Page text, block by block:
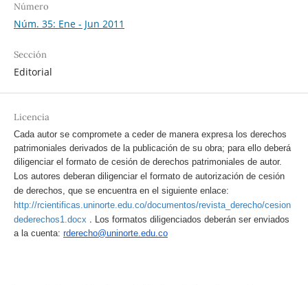
Número
Núm. 35: Ene - Jun 2011
Sección
Editorial
Licencia
Cada autor se compromete a ceder de manera expresa los derechos
patrimoniales derivados de la publicación de su obra; para ello deberá
diligenciar el formato de cesión de derechos patrimoniales de autor.
Los autores deberan diligenciar el formato de autorización de cesión
de derechos, que se encuentra en el siguiente enlace:
http://rcientificas.uninorte.edu.co/documentos/revista_derecho/cesion
dederechos1.docx . Los formatos diligenciados deberán ser enviados
a la cuenta: rderecho@uninorte.edu.co